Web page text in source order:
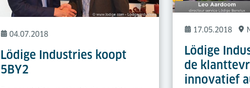
04.07.2018
Lödige Industries koopt
5BY2
17.05.2018
Lödige
de
innovatief